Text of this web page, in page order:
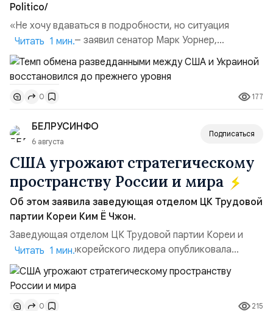
Politico/
«Не хочу вдаваться в подробности, но ситуация
улучшилась», — заявил сенатор Марк Уорнер,
высокопоставленный член комитета по разведке,
добавив, что использование Украиной беспилотников и
ракет большой дальности позволило ей наносить
удары вглубь российской территории и укрепило её
позиции.Сотрудничество со стороны США стало
ключом к позитивному пов...
Читать 1 мин.
0 177
БЕЛРУСИНФО
6 августа
Подписаться
США угрожают стратегическому
пространству России и мира
Об этом заявила заведующая отделом ЦК Трудовой
партии Кореи Ким Ё Чжон.
Заведующая отделом ЦК Трудовой партии Кореи и
сестра северокорейского лидера опубликовала
заявление для прессы в ответ на проведение Токио
совместных с флотом США запусков крылатых ракет
Томагавк.«Япония отбросила обманчивую видимость
„исключительно оборонительной страны“ и выносит
Читать 1 мин.
0 215